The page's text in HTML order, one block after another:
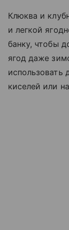
Клюква и
и легкой
банку, чтобы
ягод даже
использовать
киселей или